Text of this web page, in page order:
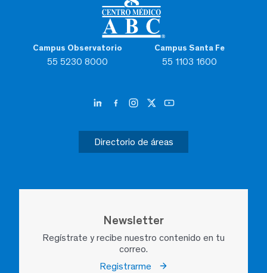
Campus Observatorio
55 5230 8000
Campus Santa Fe
55 1103 1600
Directorio de áreas
Newsletter
Regístrate y recibe nuestro contenido en tu
correo.
Registrarme